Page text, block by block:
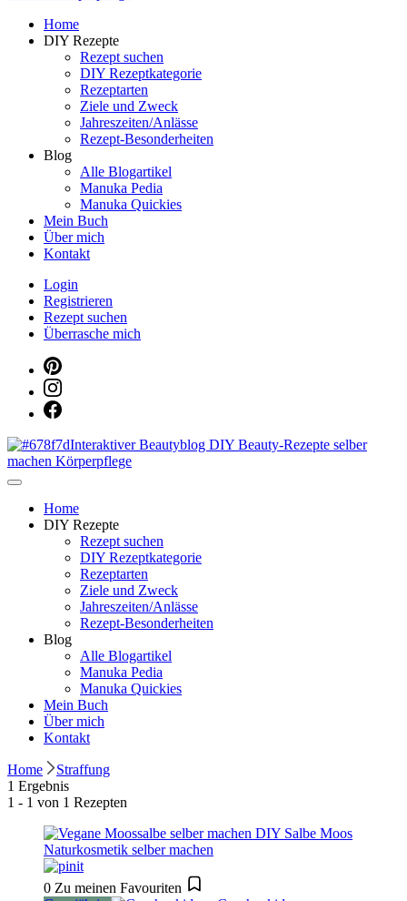
Dein interaktiver DIY Beautyblog
Manuka Magic – Natürlich schön:
Dein interaktiver DIY Beautyblog
Dein persönlicher interaktiver DIY Beautyblog
Home
DIY Rezepte
Rezept suchen
DIY Rezeptkategorie
Rezeptarten
Ziele und Zweck
Jahreszeiten/Anlässe
Rezept-Besonderheiten
Blog
Alle Blogartikel
Manuka Pedia
Manuka Quickies
Mein Buch
Über mich
Kontakt
Login
Registrieren
Rezept suchen
Überrasche mich
Manuka Magic – Natürlich schön:
Dein interaktiver DIY Beautyblog
Home
DIY Rezepte
Rezept suchen
DIY Rezeptkategorie
Rezeptarten
Ziele und Zweck
Jahreszeiten/Anlässe
Rezept-Besonderheiten
Blog
Alle Blogartikel
Manuka Pedia
Manuka Quickies
Mein Buch
Über mich
Kontakt
Home
Straffung
1 Ergebnis
1 - 1 von 1 Rezepten
0 Zu meinen Favouriten